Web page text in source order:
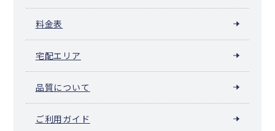
料金表
宅配エリア
品質について
ご利用ガイド